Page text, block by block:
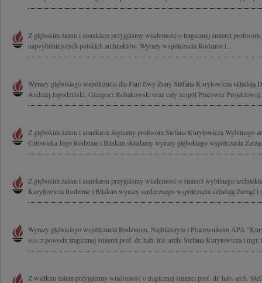
Z głębokim żalem i smutkiem przyjęliśmy wiadomość o tragicznej śmierci
najwybitniejszych polskich architektów. Wyrazy współczucia Rodzinie i...
Wyrazy głębokiego współczucia dla Pani Ewy Żony Stefana Kuryłowicza składają
Andrzej Jagodziński, Grzegorz Robakowski oraz cały zespół Pracowni
Z głębokim żalem i smutkiem żegnamy profesora Stefana Kuryłowicza Wybitnego
Człowieka Jego Rodzinie i Bliskim składamy wyrazy głębokiego współczucia
Z głębokim żalem i smutkiem przyjęliśmy wiadomość o śmierci wybitnego
Kuryłowicza Rodzinie i Bliskim wyrazy serdecznego współczucia składają Zarząd i
Wyrazy głębokiego współczucia Rodzinom, Najbliższym i Pracownikom APA
o.o. z powodu tragicznej śmierci prof. dr. hab. inż. arch. Stefana Kuryłowicza i mgr.
Z wielkim żalem przyjęliśmy wiadomość o tragicznej śmierci prof. dr. hab. arch.